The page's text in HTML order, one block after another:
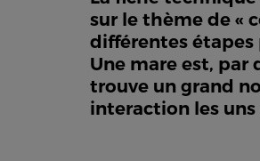
sur le thème de «
différentes étapes
Une mare est, par
trouve un grand
interaction les